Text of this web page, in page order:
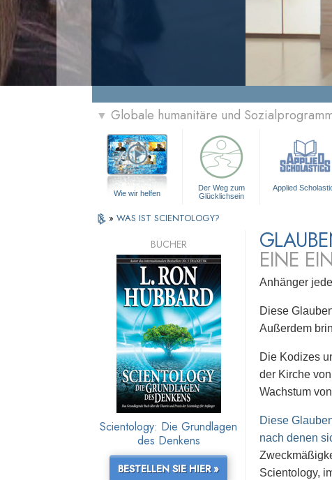
▼ Globale humanitäre und
Wie wir helfen
Der Weg zum
Glücklichsein
Applied
» WAS IST SCIENTOLOGY?
EINE
Anhänger
Diese
Außerdem
Die Kodizes
der Kirche
Wachstum
Diese
nach denen
Scientology,
BÜCHER
Scientology: Die Grundlagen
des Denkens
BESTELLEN SIE HIER »